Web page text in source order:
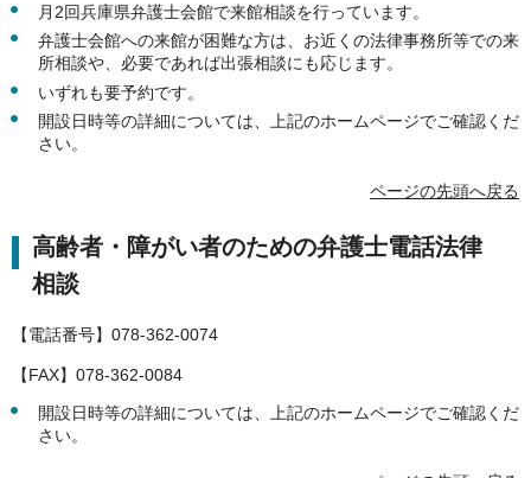
月2回兵庫県弁護士会館で来館相談を行っています。
弁護士会館への来館が困難な方は、お近くの法律事務所等での来
所相談や、必要であれば出張相談にも応じます。
いずれも要予約です。
開設日時等の詳細については、上記のホームページでご確認くだ
さい。
ページの先頭へ戻る
高齢者・障がい者のための弁護士電話法律
相談
【電話番号】078-362-0074
【FAX】078-362-0084
開設日時等の詳細については、上記のホームページでご確認くだ
さい。